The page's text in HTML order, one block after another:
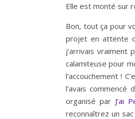
Elle est monté sur
Bon, tout ça pour
projet en attente
j’arrivais vraiment
calamiteuse pour
l’accouchement !
l’avais
organisé par J’ai
reconnaîtrez un